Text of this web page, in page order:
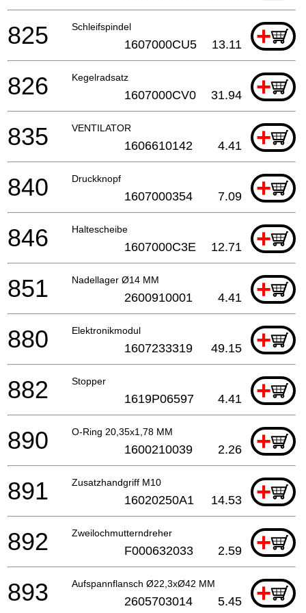
Schleifspindel +
825 1607000CU5 13.11
Kegelradsatz +
826 1607000CV0 31.94
VENTILATOR +
835 1606610142 4.41
Druckknopf +
840 1607000354 7.09
Haltescheibe +
846 1607000C3E 12.71
Nadellager Ø14 MM +
851 2600910001 4.41
Elektronikmodul +
880 1607233319 49.15
Stopper +
882 1619P06597 4.41
O-Ring 20,35x1,78 MM +
890 1600210039 2.26
Zusatzhandgriff M10 +
891 16020250A1 14.53
Zweilochmutterndreher +
892 F000632033 2.59
Aufspannflansch Ø22,3xØ42 MM +
893 2605703014 5.45